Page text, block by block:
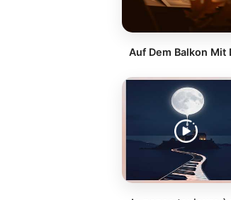
Auf Dem Balkon Mit